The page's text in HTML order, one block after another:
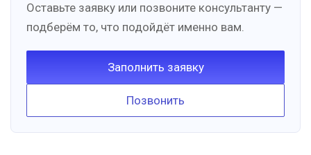
Оставьте заявку или позвоните консультанту —
подберём то, что подойдёт именно вам.
Заполнить заявку
Позвонить